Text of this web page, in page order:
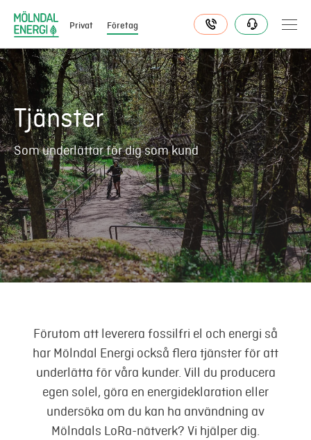
Privat Företag
Elavtal
Elnät
Fjärrvärme & kyla
Energitjänster
Mer
Mina sidor
Tjänster
Som underlättar för dig som kund
Förutom att leverera fossilfri el och energi så
har Mölndal Energi också flera tjänster för att
underlätta för våra kunder. Vill du producera
egen solel, göra en energideklaration eller
undersöka om du kan ha användning av
Mölndals LoRa-nätverk? Vi hjälper dig.